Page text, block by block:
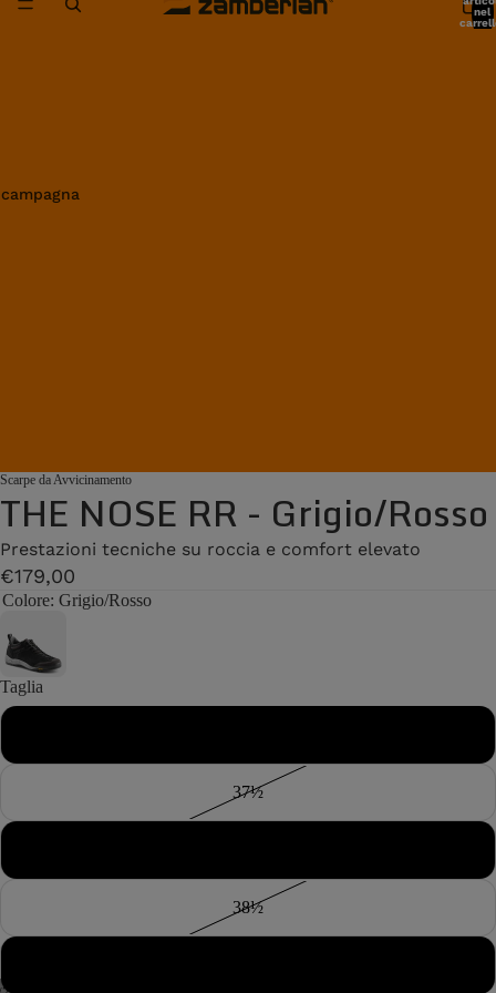
nel
Scarpe da Avvicinamento
THE NOSE RR - Grigio/Rosso
Prestazioni tecniche su roccia e comfort elevato
€179,00
Colore: Grigio/Rosso
Taglia
37½
38½